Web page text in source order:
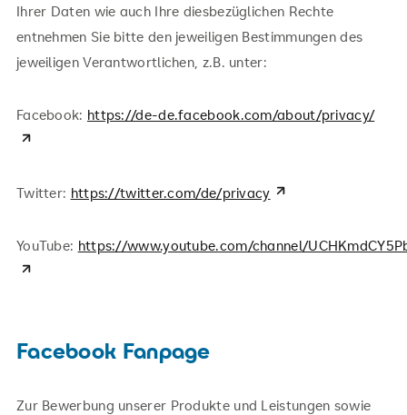
Ihrer Daten wie auch Ihre diesbezüglichen Rechte
entnehmen Sie bitte den jeweiligen Bestimmungen des
jeweiligen Verantwortlichen, z.B. unter:
Facebook: https://de-de.facebook.com/about/privacy/
Twitter: https://twitter.com/de/privacy
YouTube: https://www.youtube.com/channel/
Facebook Fanpage
Zur Bewerbung unserer Produkte und Leistungen sowie